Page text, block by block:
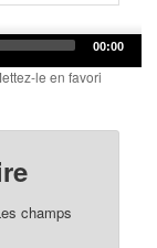
00:00
le en favori
champs